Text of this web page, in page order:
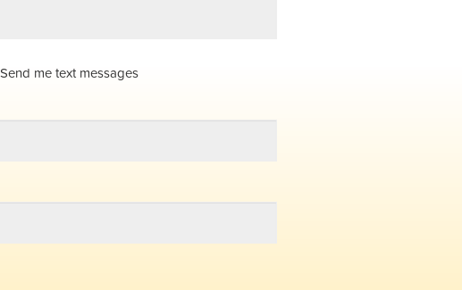
Send me text messages